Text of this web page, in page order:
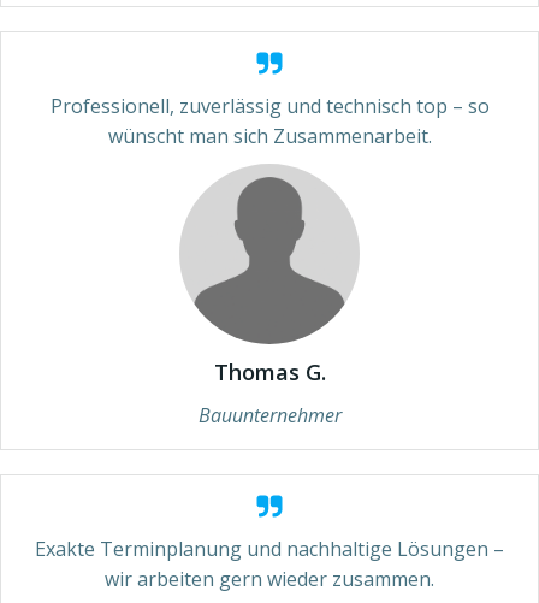
Professionell, zuverlässig und technisch top – so
wünscht man sich Zusammenarbeit.
Thomas G.
Bauunternehmer
Exakte Terminplanung und nachhaltige Lösungen –
wir arbeiten gern wieder zusammen.